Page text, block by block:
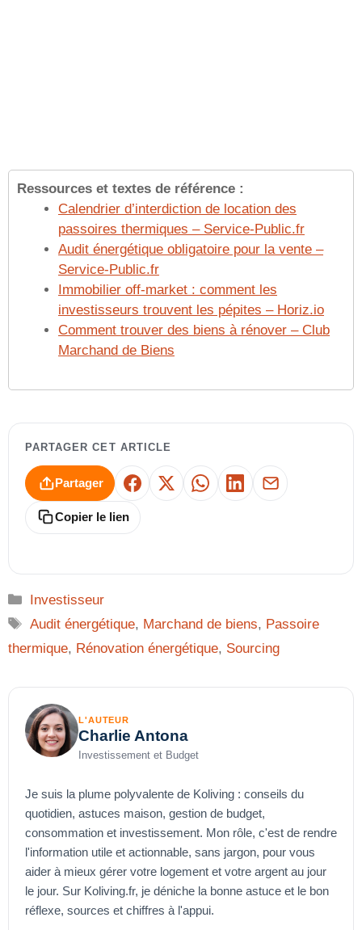
Ressources et textes de référence :
Calendrier d’interdiction de location des
passoires thermiques – Service-Public.fr
Audit énergétique obligatoire pour la vente –
Service-Public.fr
Immobilier off-market : comment les
investisseurs trouvent les pépites – Horiz.io
Comment trouver des biens à rénover – Club
Marchand de Biens
PARTAGER CET ARTICLE
Partager Facebook
X WhatsAppLinkedInE-mail
Copier le lien
Catégories
Investisseur
Étiquettes
Audit énergétique, Marchand de biens, Passoire
thermique, Rénovation énergétique, Sourcing
L'AUTEUR
Charlie Antona
Investissement et Budget
Je suis la plume polyvalente de Koliving : conseils du
quotidien, astuces maison, gestion de budget,
consommation et investissement. Mon rôle, c'est de rendre
l'information utile et actionnable, sans jargon, pour vous
aider à mieux gérer votre logement et votre argent au jour
le jour. Sur Koliving.fr, je déniche la bonne astuce et le bon
réflexe, sources et chiffres à l'appui.